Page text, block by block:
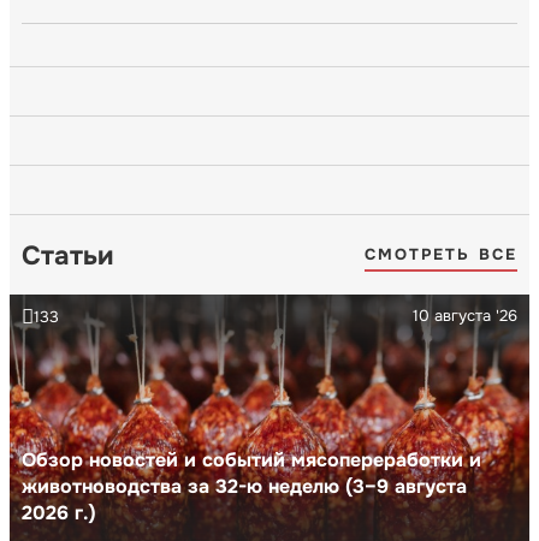
Статьи СМОТРЕТЬ ВСЕ
Обзор новостей и событий мясопереработки и
животноводства за 32-ю неделю (3–9 августа
2026 г.)
10 августа '26
133